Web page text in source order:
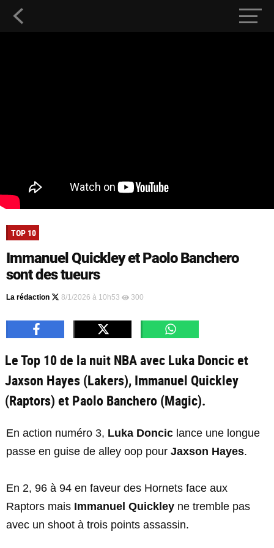
TOP 10
Immanuel Quickley et Paolo Banchero
sont des tueurs
La rédaction 8/1/2026 à 10h53 300
Le Top 10 de la nuit NBA avec Luka Doncic et
Jaxson Hayes (Lakers), Immanuel Quickley
(Raptors) et Paolo Banchero (Magic).
En action numéro 3, Luka Doncic lance une longue
passe en guise de alley oop pour Jaxson Hayes.
En 2, 96 à 94 en faveur des Hornets face aux
Raptors mais Immanuel Quickley ne tremble pas
avec un shoot à trois points assassin.